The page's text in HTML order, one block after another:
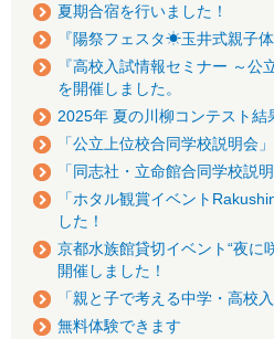
夏期合宿を行いました！
『陽祭フェスタ☀玉井式親子
『高校入試情報セミナー ～公
を開催しました。
2025年 夏の川柳コンテスト結
「公立上位校合同学校説明会
「同志社・立命館合同学校説
「ホタル観賞イベント
した！
京都水族館貸切イベント“夜に
開催しました！
「親と子で考える中学・高校
無料体験できます